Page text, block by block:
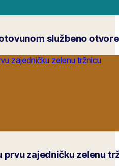
službeno
prvu zajedničku zelenu